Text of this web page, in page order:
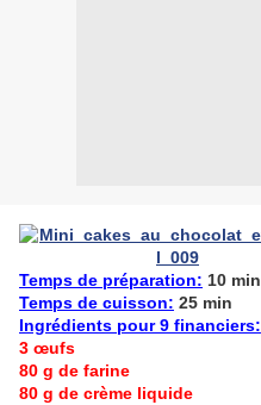
Temps de préparation: 10 min
Temps de cuisson: 25 min
Ingrédients pour 9 financiers:
3 œufs
80 g de farine
80 g de crème liquide